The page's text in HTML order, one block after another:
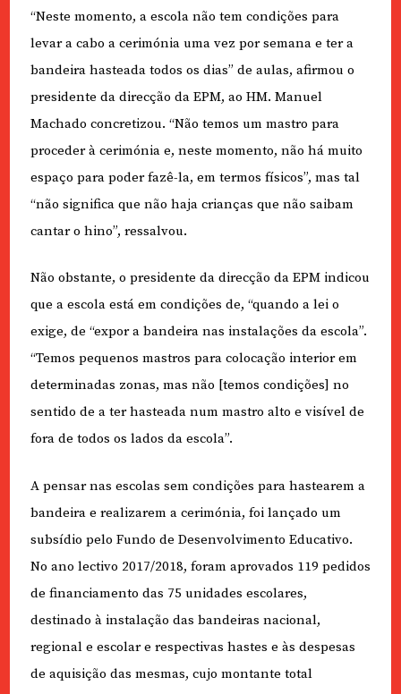
“Neste momento, a escola não tem condições para
levar a cabo a cerimónia uma vez por semana e ter a
bandeira hasteada todos os dias” de aulas, afirmou o
presidente da direcção da EPM, ao HM. Manuel
Machado concretizou. “Não temos um mastro para
proceder à cerimónia e, neste momento, não há muito
espaço para poder fazê-la, em termos físicos”, mas tal
“não significa que não haja crianças que não saibam
cantar o hino”, ressalvou.
Não obstante, o presidente da direcção da EPM indicou
que a escola está em condições de, “quando a lei o
exige, de “expor a bandeira nas instalações da escola”.
“Temos pequenos mastros para colocação interior em
determinadas zonas, mas não [temos condições] no
sentido de a ter hasteada num mastro alto e visível de
fora de todos os lados da escola”.
A pensar nas escolas sem condições para hastearem a
bandeira e realizarem a cerimónia, foi lançado um
subsídio pelo Fundo de Desenvolvimento Educativo.
No ano lectivo 2017/2018, foram aprovados 119 pedidos
de financiamento das 75 unidades escolares,
destinado à instalação das bandeiras nacional,
regional e escolar e respectivas hastes e às despesas
de aquisição das mesmas, cujo montante total